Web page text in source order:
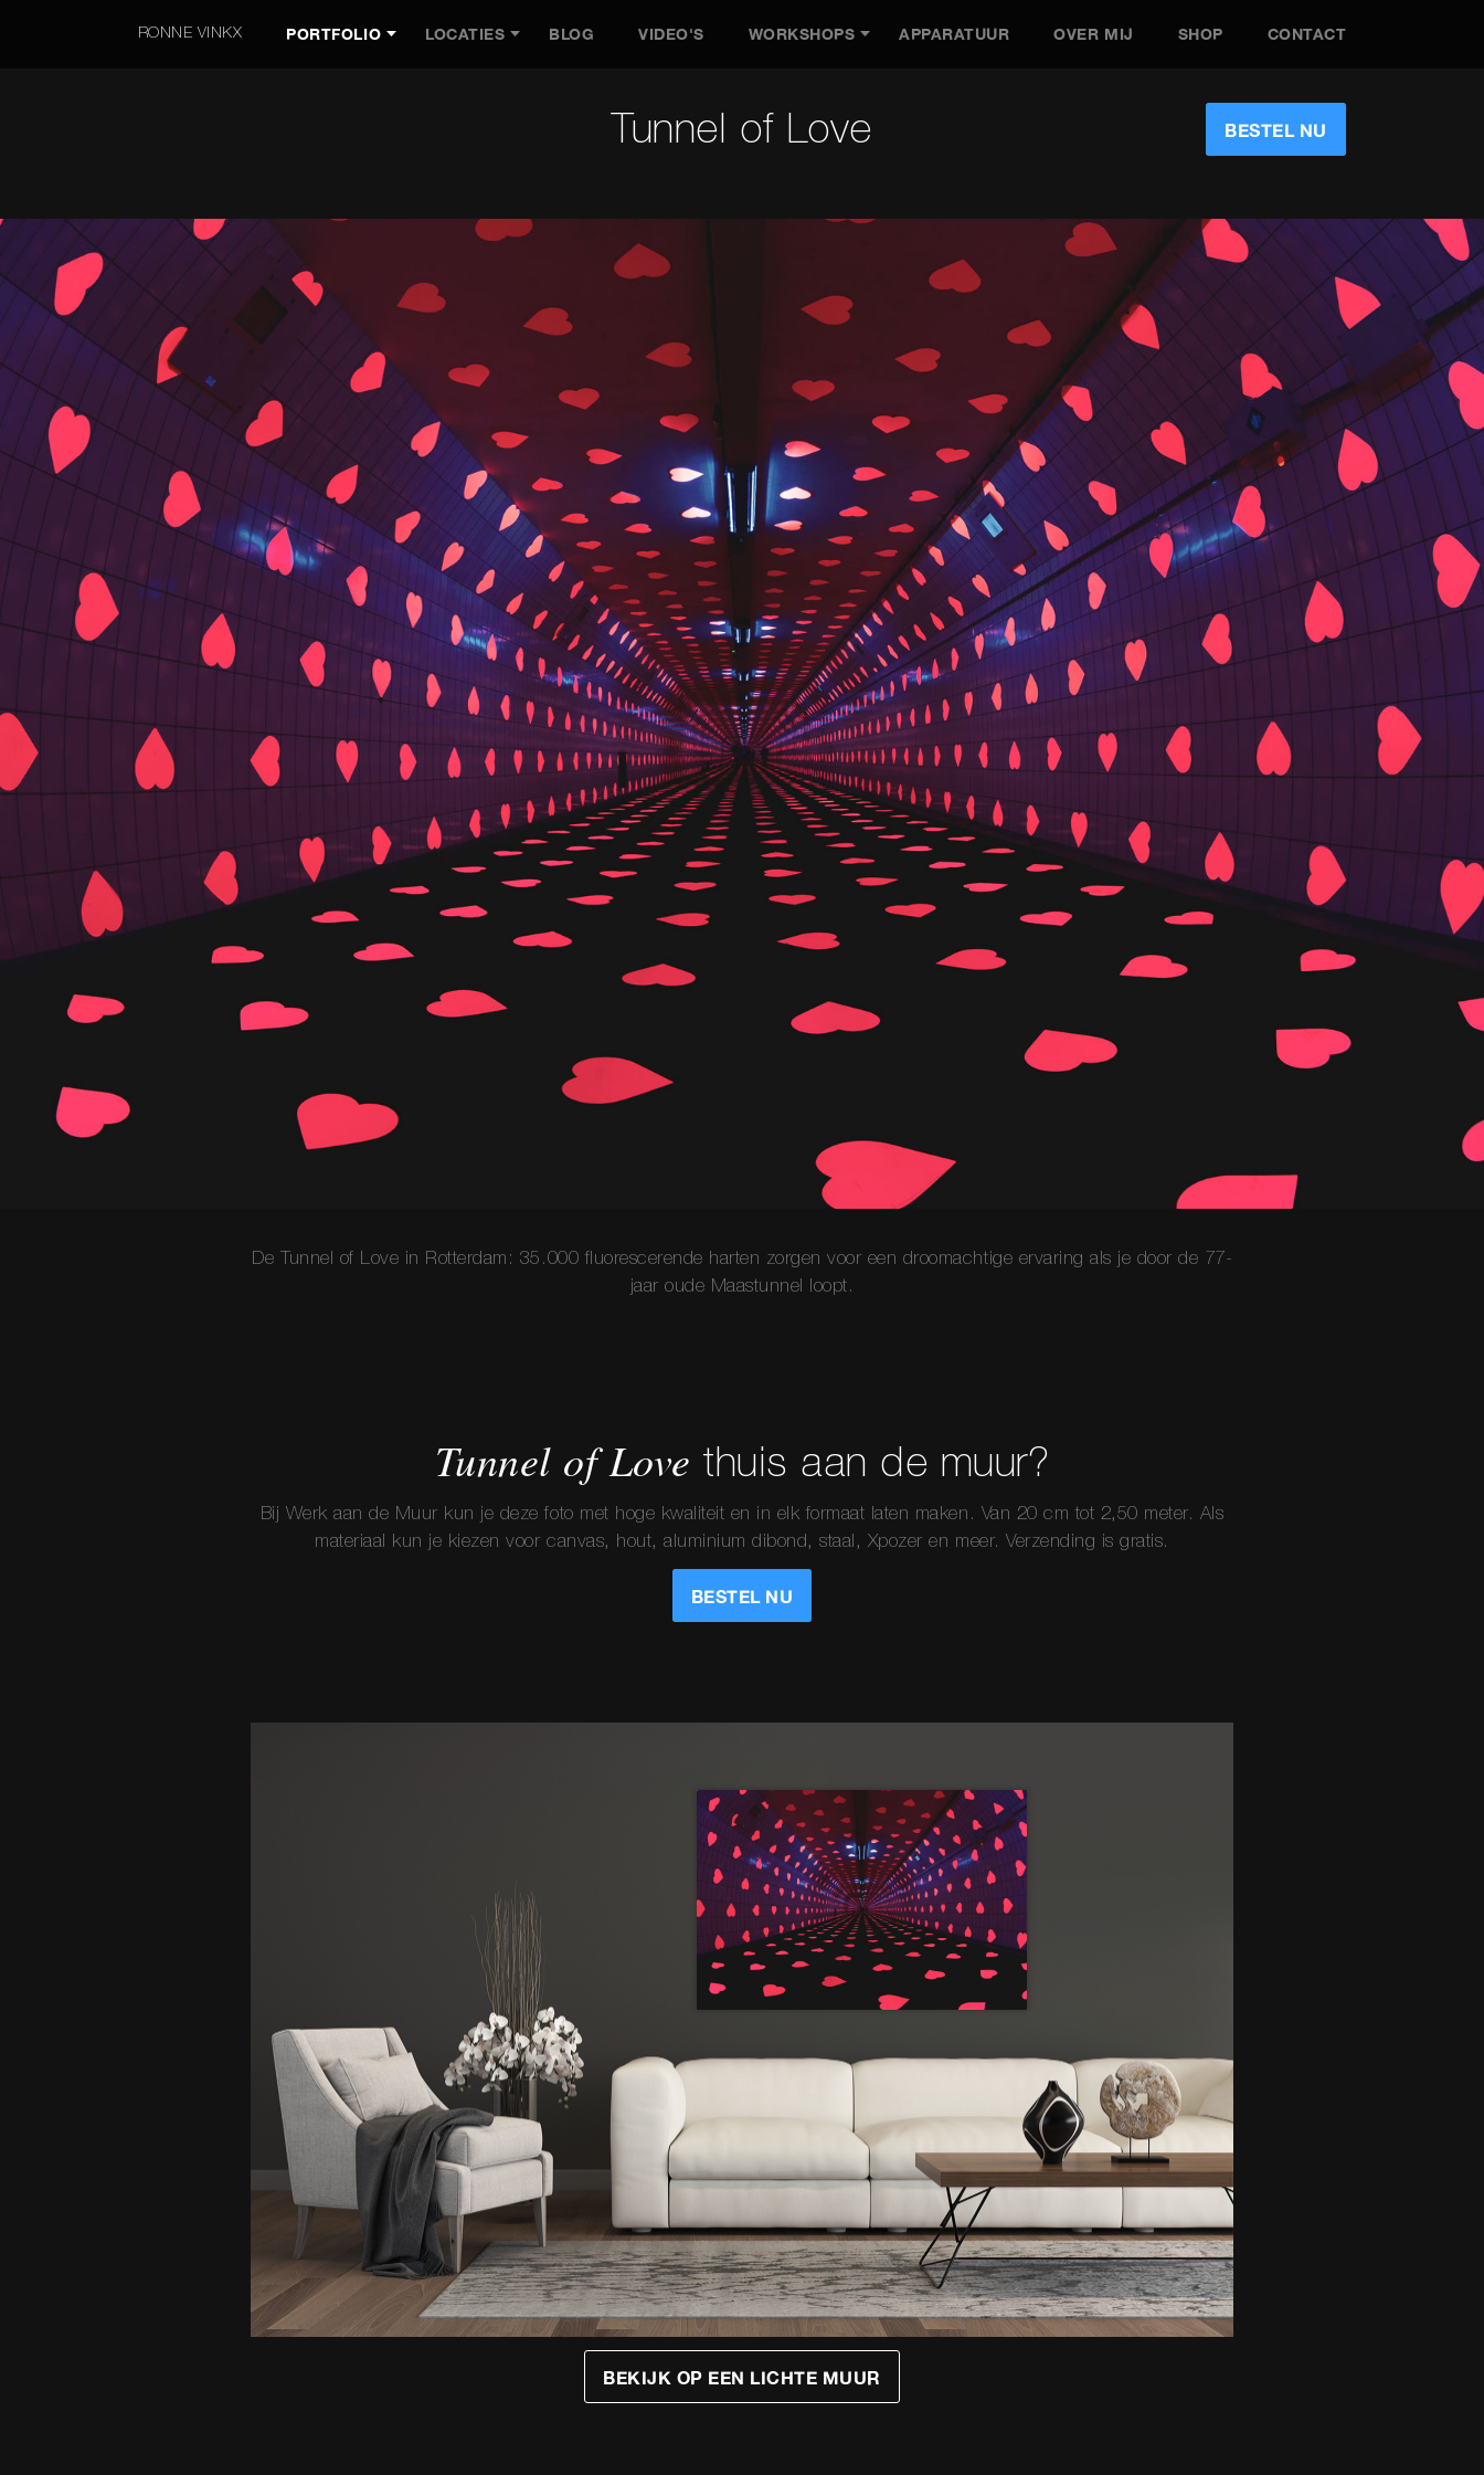
RONNE VINKX PORTFOLIO LOCATIES BLOG VIDEO'S WORKSHOPS APPARATUUR OVER MIJ SHOP CONTACT
Tunnel of Love BESTEL NU
De Tunnel of Love in Rotterdam: 35.000 fluorescerende harten zorgen voor een droomachtige ervaring als je door de 77-
jaar oude Maastunnel loopt.
Tunnel of Love thuis aan de muur?
Bij Werk aan de Muur kun je deze foto met hoge kwaliteit en in elk formaat laten maken. Van 20 cm tot 2,50 meter. Als
materiaal kun je kiezen voor canvas, hout, aluminium dibond, staal, Xpozer en meer. Verzending is gratis.
BESTEL NU
BEKIJK OP EEN LICHTE MUUR